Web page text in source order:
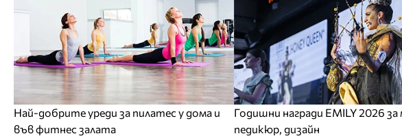
Най-добрите уреди за пилатес у дома и
във фитнес залата
Годишни награди EMILY 2026 за
педикюр, дизайн